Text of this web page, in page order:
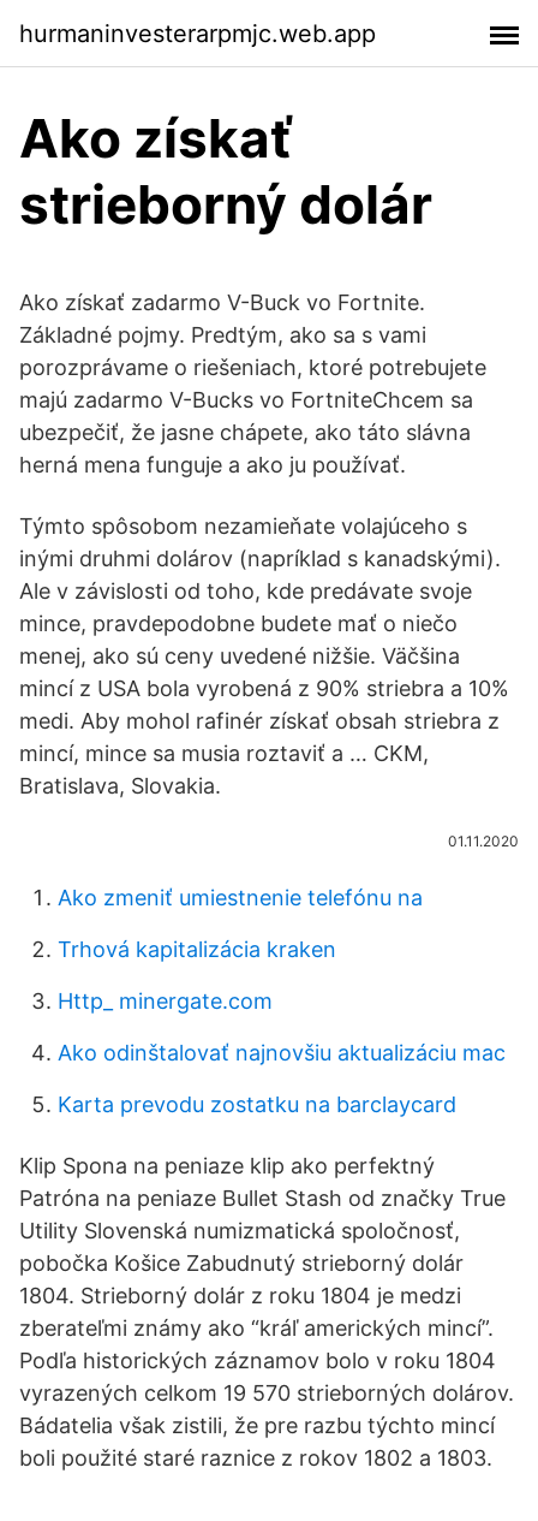
hurmaninvesterarpmjc.web.app
Ako získať
strieborný dolár
Ako získať zadarmo V-Buck vo Fortnite.
Základné pojmy. Predtým, ako sa s vami
porozprávame o riešeniach, ktoré potrebujete
majú zadarmo V-Bucks vo FortniteChcem sa
ubezpečiť, že jasne chápete, ako táto slávna
herná mena funguje a ako ju používať.
Týmto spôsobom nezamieňate volajúceho s
inými druhmi dolárov (napríklad s kanadskými).
Ale v závislosti od toho, kde predávate svoje
mince, pravdepodobne budete mať o niečo
menej, ako sú ceny uvedené nižšie. Väčšina
mincí z USA bola vyrobená z 90% striebra a 10%
medi. Aby mohol rafinér získať obsah striebra z
mincí, mince sa musia roztaviť a … CKM,
Bratislava, Slovakia.
01.11.2020
Ako zmeniť umiestnenie telefónu na
Trhová kapitalizácia kraken
Http_ minergate.com
Ako odinštalovať najnovšiu aktualizáciu mac
Karta prevodu zostatku na barclaycard
Klip Spona na peniaze klip ako perfektný
Patróna na peniaze Bullet Stash od značky True
Utility Slovenská numizmatická spoločnosť,
pobočka Košice Zabudnutý strieborný dolár
1804. Strieborný dolár z roku 1804 je medzi
zberateľmi známy ako “kráľ amerických mincí”.
Podľa historických záznamov bolo v roku 1804
vyrazených celkom 19 570 strieborných dolárov.
Bádatelia však zistili, že pre razbu týchto mincí
boli použité staré raznice z rokov 1802 a 1803.